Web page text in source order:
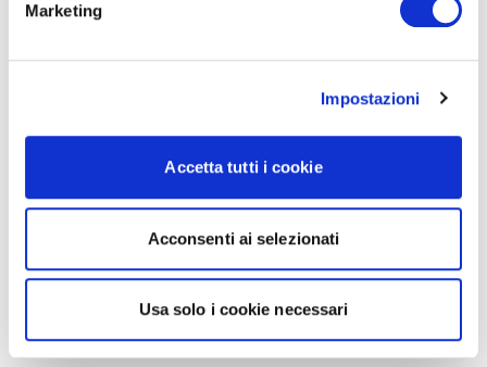
Marketing
Impostazioni
Accetta tutti i cookie
Acconsenti ai selezionati
Usa solo i cookie necessari